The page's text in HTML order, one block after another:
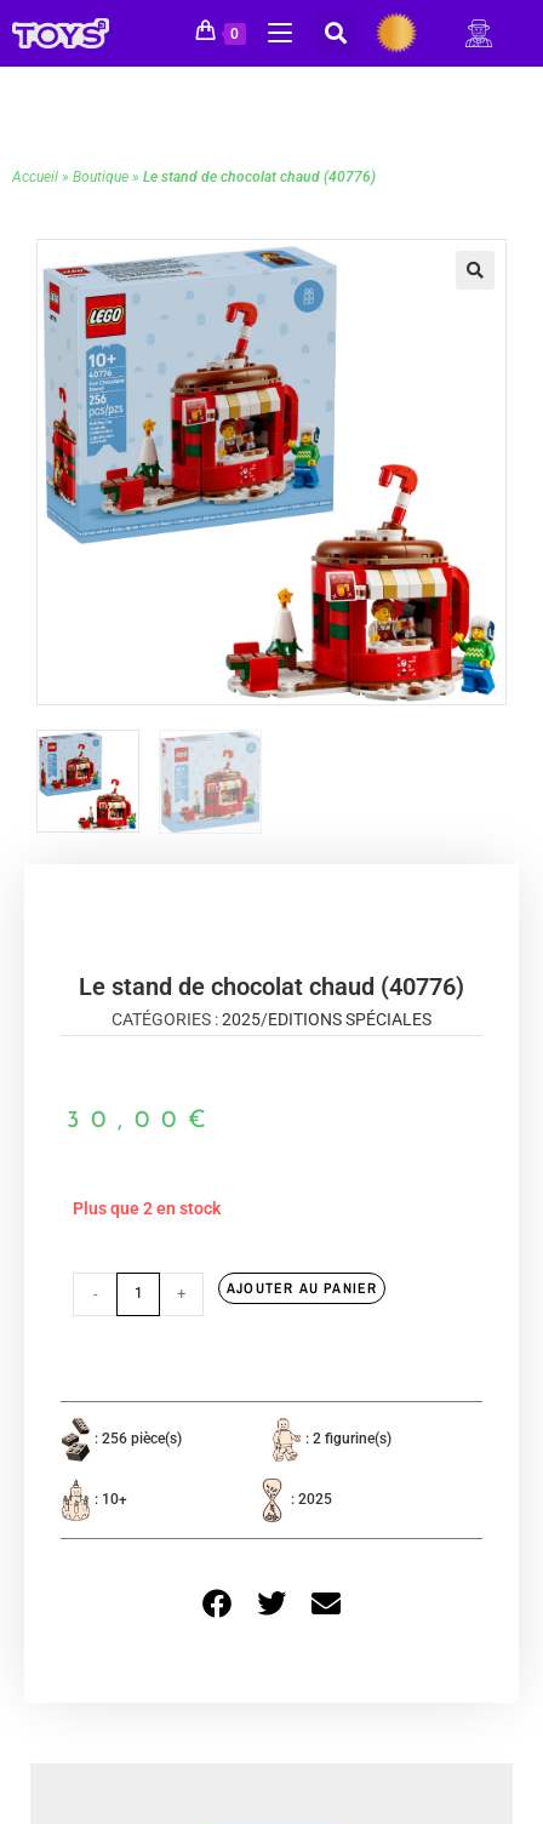
0
Accueil » Boutique » Le stand de chocolat chaud (40776)
Le stand de chocolat chaud (40776)
CATÉGORIES :2025/EDITIONS SPÉCIALES
30,00 €
Plus que 2 en stock
- + AJOUTER AU PANIER
: 256 pièce(s) : 2 figurine(s)
: 10+ : 2025